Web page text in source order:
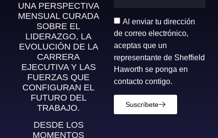
UNA PERSPECTIVA
MENSUAL CURADA
SOBRE EL
LIDERAZGO, LA
EVOLUCIÓN DE LA
CARRERA
EJECUTIVA Y LAS
FUERZAS QUE
CONFIGURAN EL
FUTURO DEL
TRABAJO.
DESDE LOS
MOMENTOS
Al enviar tu dirección
de correo electrónico,
aceptas que un
representante de Sheffield
Haworth se ponga en
contacto contigo.
Suscríbete